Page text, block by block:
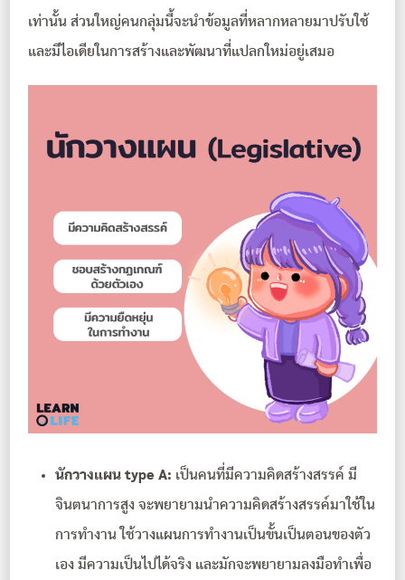
เท่านั้น ส่วนใหญ่คนกลุ่มนี้จะนำข้อมูลที่หลากหลายมาปรับใช้
และมีไอเดียในการสร้างและพัฒนาที่แปลกใหม่อยู่เสมอ
นักวางแผน type A: เป็นคนที่มีความคิดสร้างสรรค์ มี
จินตนาการสูง จะพยายามนำความคิดสร้างสรรค์มาใช้ใน
การทำงาน ใช้วางแผนการทำงานเป็นขั้นเป็นตอนของตัว
เอง มีความเป็นไปได้จริง และมักจะพยายามลงมือทําเพื่อ